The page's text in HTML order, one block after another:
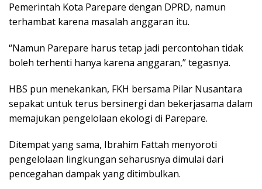
Pemerintah Kota Parepare dengan DPRD, namun
terhambat karena masalah anggaran itu.
“Namun Parepare harus tetap jadi percontohan tidak
boleh terhenti hanya karena anggaran,” tegasnya.
HBS pun menekankan, FKH bersama Pilar Nusantara
sepakat untuk terus bersinergi dan bekerjasama dalam
memajukan pengelolaan ekologi di Parepare.
Ditempat yang sama, Ibrahim Fattah menyoroti
pengelolaan lingkungan seharusnya dimulai dari
pencegahan dampak yang ditimbulkan.